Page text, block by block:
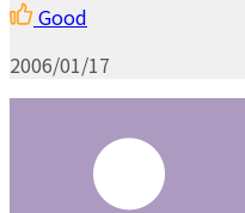
Good
2006/01/17